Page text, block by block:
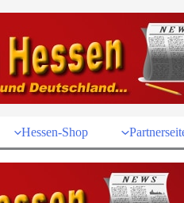
Hessen-Shop